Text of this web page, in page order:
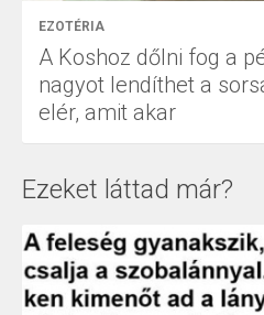
EZOTÉRIA
A Koshoz dőlni fog a
nagyot lendíthet a
elér, amit akar
Ezeket láttad már?